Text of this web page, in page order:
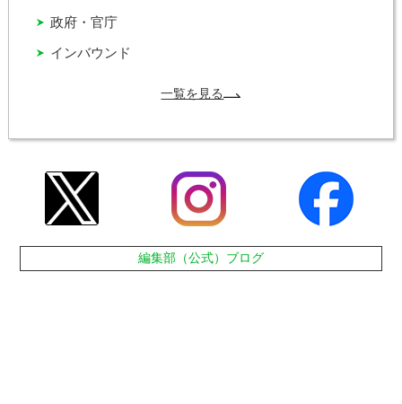
インバウンド
政府・官庁
一覧を見る
編集部（公式）ブログ